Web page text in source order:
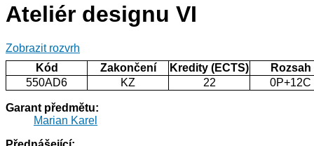
Ateliér designu VI
Zobrazit rozvrh
Kód
Zakončení Kredity (ECTS)
Rozsah
550AD6
KZ 22 0P+12C
Garant předmětu:
Marian Karel